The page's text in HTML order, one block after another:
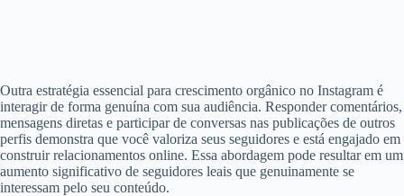
Outra estratégia essencial para crescimento orgânico no Instagram é
interagir de forma genuína com sua audiência. Responder comentários,
mensagens diretas e participar de conversas nas publicações de outros
perfis demonstra que você valoriza seus seguidores e está engajado em
construir relacionamentos online. Essa abordagem pode resultar em um
aumento significativo de seguidores leais que genuinamente se
interessam pelo seu conteúdo.